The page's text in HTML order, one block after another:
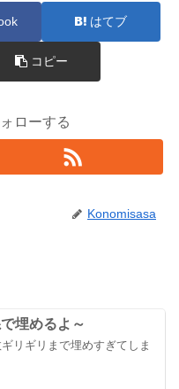
はてブ
コピー
ローする
Konomisasa
埋めるよ～
リギリまで埋めすぎてしま